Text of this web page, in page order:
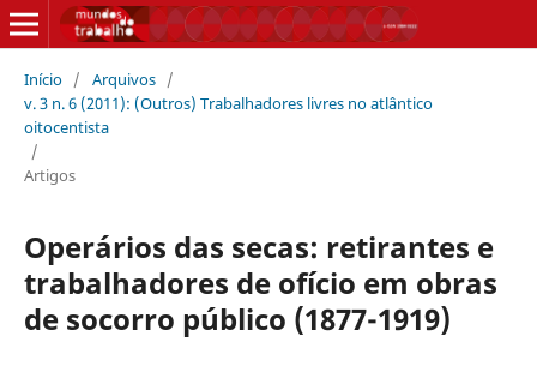
Início / Arquivos /
v. 3 n. 6 (2011): (Outros) Trabalhadores livres no atlântico
oitocentista
/
Artigos
Operários das secas: retirantes e
trabalhadores de ofício em obras
de socorro público (1877-1919)